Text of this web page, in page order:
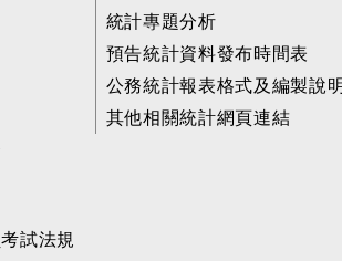
試法規
統計專題分析
預告統計資料發布時間表
公務統計報表格式及編製說
其他相關統計網頁連結